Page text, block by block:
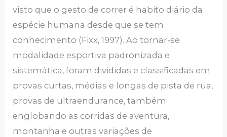
visto que o gesto de correr é habito diário da
espécie humana desde que se tem
conhecimento (Fixx, 1997). Ao tornar-se
modalidade esportiva padronizada e
sistemática, foram divididas e classificadas em
provas curtas, médias e longas de pista de rua,
provas de ultraendurance, também
englobando as corridas de aventura,
montanha e outras variações de